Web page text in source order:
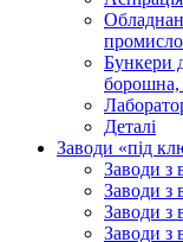
Бункери
борошна,
Деталі
Заводи «під
Заводи з
Заводи з
Заводи з
Заводи з